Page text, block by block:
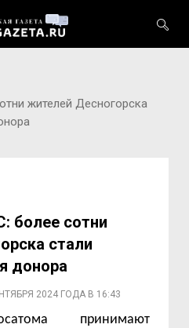
жителей Десногорска
более сотни
стали
донора
2024 ГОДА В 16:43
принимают